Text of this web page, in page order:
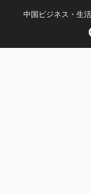
中国ビジネス・生